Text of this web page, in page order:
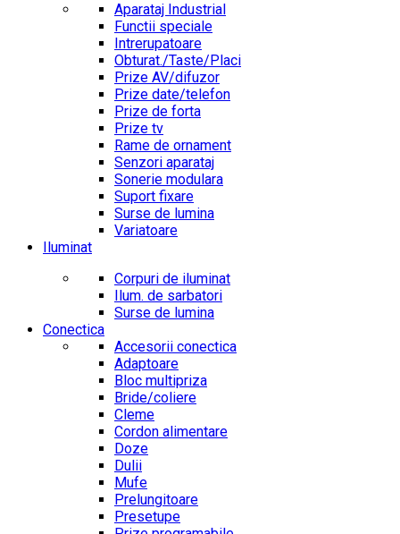
Aparataj Industrial
Functii speciale
Intrerupatoare
Obturat./Taste/Placi
Prize AV/difuzor
Prize date/telefon
Prize de forta
Prize tv
Rame de ornament
Senzori aparataj
Sonerie modulara
Suport fixare
Surse de lumina
Variatoare
Iluminat
Corpuri de iluminat
Ilum. de sarbatori
Surse de lumina
Conectica
Accesorii conectica
Adaptoare
Bloc multipriza
Bride/coliere
Cleme
Cordon alimentare
Doze
Dulii
Mufe
Prelungitoare
Presetupe